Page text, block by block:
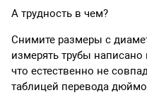
А трудность в чем?
Снимите размеры с
измерять трубы
что естественно не
таблицей перевода